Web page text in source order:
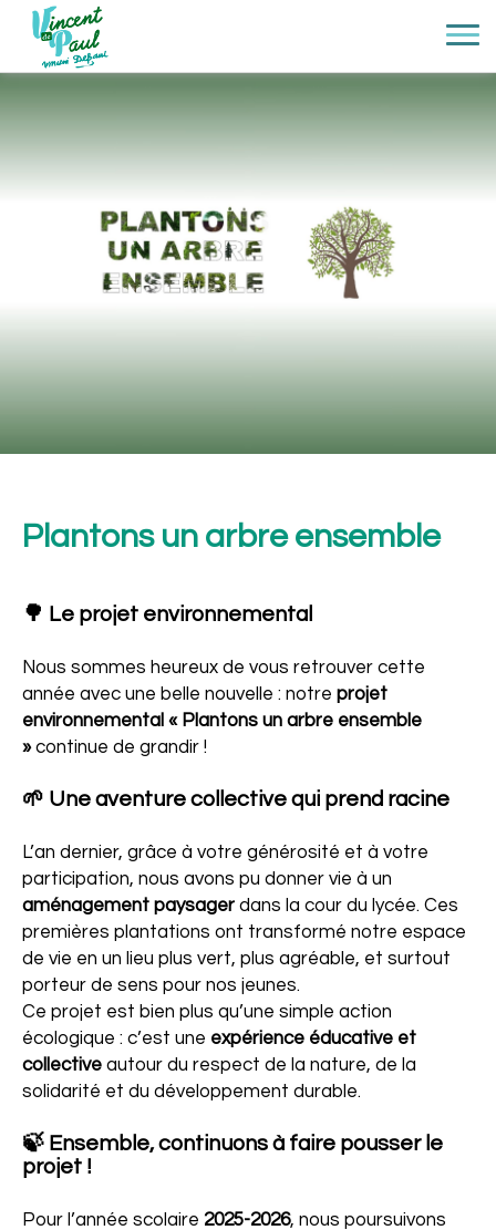
Plantons un arbre ensemble
🌳 Le projet environnemental
Nous sommes heureux de vous retrouver cette
année avec une belle nouvelle : notre projet
environnemental « Plantons un arbre ensemble
»continue de grandir !
🌱 Une aventure collective qui prend racine
L’an dernier, grâce à votre générosité et à votre
participation, nous avons pu donner vie à un
aménagement paysager dans la cour du lycée. Ces
premières plantations ont transformé notre espace
de vie en un lieu plus vert, plus agréable, et surtout
porteur de sens pour nos jeunes.
Ce projet est bien plus qu’une simple action
écologique : c’est une expérience éducative et
collective autour du respect de la nature, de la
solidarité et du développement durable.
🍃 Ensemble, continuons à faire pousser le
projet !
Pour l’année scolaire 2025-2026, nous poursuivons